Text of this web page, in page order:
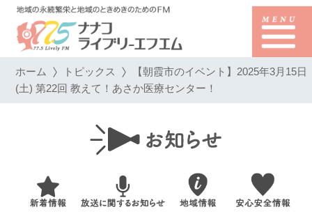
ホーム トピックス 【朝霞市のイベント】2025年3月15日
(土) 第22回 教えて！あさか医療センター！